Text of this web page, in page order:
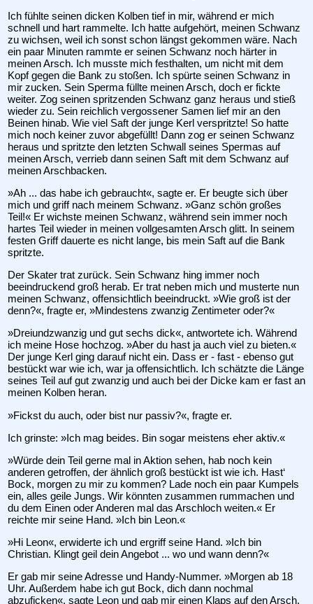
Ich fühlte seinen dicken Kolben tief in mir, während er mich
schnell und hart rammelte. Ich hatte aufgehört, meinen Schwanz
zu wichsen, weil ich sonst schon längst gekommen wäre. Nach
ein paar Minuten rammte er seinen Schwanz noch härter in
meinen Arsch. Ich musste mich festhalten, um nicht mit dem
Kopf gegen die Bank zu stoßen. Ich spürte seinen Schwanz in
mir zucken. Sein Sperma füllte meinen Arsch, doch er fickte
weiter. Zog seinen spritzenden Schwanz ganz heraus und stieß
wieder zu. Sein reichlich vergossener Samen lief mir an den
Beinen hinab. Wie viel Saft der junge Kerl verspritzte! So hatte
mich noch keiner zuvor abgefüllt! Dann zog er seinen Schwanz
heraus und spritzte den letzten Schwall seines Spermas auf
meinen Arsch, verrieb dann seinen Saft mit dem Schwanz auf
meinen Arschbacken.
»Ah ... das habe ich gebraucht«, sagte er. Er beugte sich über
mich und griff nach meinem Schwanz. »Ganz schön großes
Teil!« Er wichste meinen Schwanz, während sein immer noch
hartes Teil wieder in meinen vollgesamten Arsch glitt. In seinem
festen Griff dauerte es nicht lange, bis mein Saft auf die Bank
spritzte.
Der Skater trat zurück. Sein Schwanz hing immer noch
beeindruckend groß herab. Er trat neben mich und musterte nun
meinen Schwanz, offensichtlich beeindruckt. »Wie groß ist der
denn?«, fragte er, »Mindestens zwanzig Zentimeter oder?«
»Dreiundzwanzig und gut sechs dick«, antwortete ich. Während
ich meine Hose hochzog. »Aber du hast ja auch viel zu bieten.«
Der junge Kerl ging darauf nicht ein. Dass er - fast - ebenso gut
bestückt war wie ich, war ja offensichtlich. Ich schätzte die Länge
seines Teil auf gut zwanzig und auch bei der Dicke kam er fast an
meinen Kolben heran.
»Fickst du auch, oder bist nur passiv?«, fragte er.
Ich grinste: »Ich mag beides. Bin sogar meistens eher aktiv.«
»Würde dein Teil gerne mal in Aktion sehen, hab noch kein
anderen getroffen, der ähnlich groß bestückt ist wie ich. Hast‘
Bock, morgen zu mir zu kommen? Lade noch ein paar Kumpels
ein, alles geile Jungs. Wir könnten zusammen rummachen und
du dem Einen oder Anderen mal das Arschloch weiten.« Er
reichte mir seine Hand. »Ich bin Leon.«
»Hi Leon«, erwiderte ich und ergriff seine Hand. »Ich bin
Christian. Klingt geil dein Angebot ... wo und wann denn?«
Er gab mir seine Adresse und Handy-Nummer. »Morgen ab 18
Uhr. Außerdem habe ich gut Bock, dich dann nochmal
abzuficken«, sagte Leon und gab mir einen Klaps auf den Arsch.